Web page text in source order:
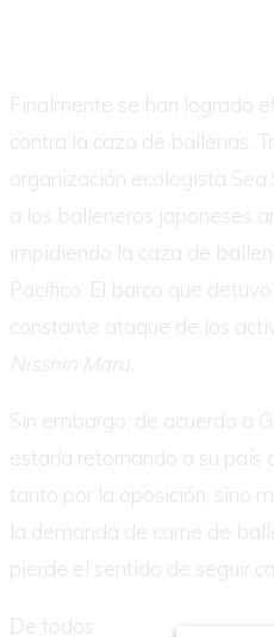
Finalmente se han logrado
contra la caza de ballenas.
organización ecologista
a los balleneros japoneses
impidiendo la caza de
Pacífico. El barco que
constante ataque de los
Nisshin Maru.
Sin embargo, de acuerdo a
estaría retornando a su país
tanto por la oposición, sino
la demanda de carne de
pierde el sentido de seguir
De todos